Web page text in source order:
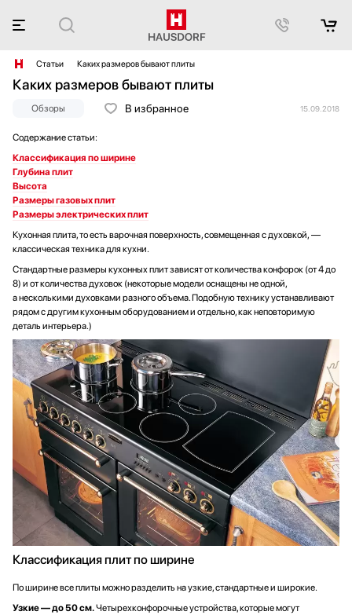
Статьи Каких размеров бывают плиты
Каких размеров бывают плиты
Обзоры В избранное 15.09.2018
Содержание статьи:
Классификация по ширине
Глубина плит
Высота
Размеры газовых плит
Размеры электрических плит
Кухонная плита, то есть варочная поверхность, совмещенная с духовкой, —
классическая техника для кухни.
Стандартные размеры кухонных плит зависят от количества конфорок (от 4 до
8) и от количества духовок (некоторые модели оснащены не одной,
а несколькими духовками разного объема. Подобную технику устанавливают
рядом с другим кухонным оборудованием и отдельно, как неповторимую
деталь интерьера.)
Классификация плит по ширине
По ширине все плиты можно разделить на узкие, стандартные и широкие.
Узкие — до 50 см.Четырехконфорочные устройства, которые могут